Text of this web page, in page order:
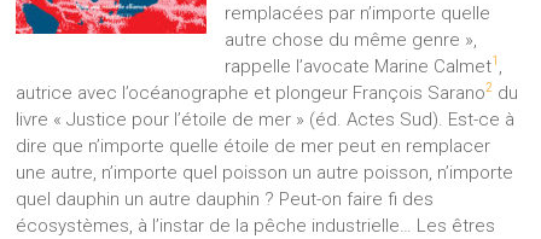
remplacées par n’importe quelle
autre chose du même genre »,
rappelle l’avocate Marine Calmet1
autrice avec l’océanographe et plongeur François Sarano2 du
livre « Justice pour l’étoile de mer » (éd. Actes Sud). Est-ce à
dire que n’importe quelle étoile de mer peut en remplacer
une autre, n’importe quel poisson un autre poisson, n’importe
quel dauphin un autre dauphin ? Peut-on faire fi des
écosystèmes, à l’instar de la pêche industrielle… Les êtres